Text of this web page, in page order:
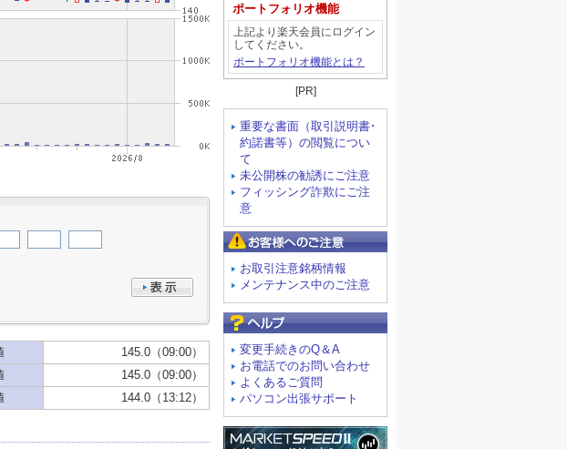
ポートフォリオ機能
上記より楽天会員にログイン
してください。
ポートフォリオ機能とは？
[PR]
重要な書面（取引説明書･
約諾書等）の閲覧につい
て
未公開株の勧誘にご注意
フィッシング詐欺にご注
意
お取引注意銘柄情報
メンテナンス中のご注意
変更手続きのQ＆A
お電話でのお問い合わせ
よくあるご質問
パソコン出張サポート